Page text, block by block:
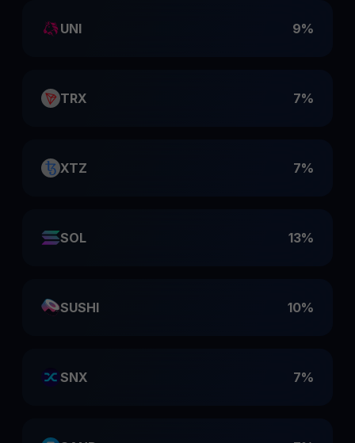
UNI 9%
TRX 7%
XTZ 7%
SOL 13%
SUSHI 10%
SNX 7%